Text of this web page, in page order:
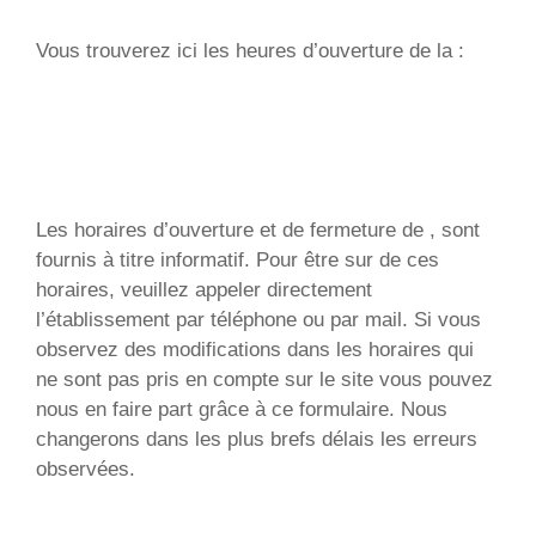
Vous trouverez ici les heures d’ouverture de la :
Les horaires d’ouverture et de fermeture de , sont
fournis à titre informatif. Pour être sur de ces
horaires, veuillez appeler directement
l’établissement par téléphone ou par mail. Si vous
observez des modifications dans les horaires qui
ne sont pas pris en compte sur le site vous pouvez
nous en faire part grâce à ce formulaire. Nous
changerons dans les plus brefs délais les erreurs
observées.